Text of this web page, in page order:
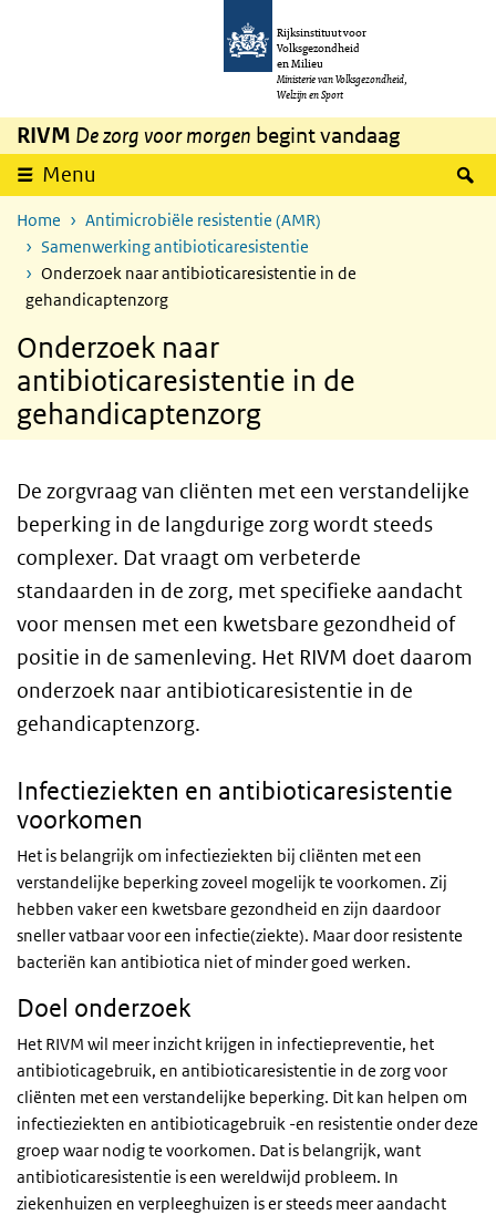
Overslaan en naar de inhoud gaan
Rijksinstituut voor
Volksgezondheid
en Milieu
Ministerie van Volksgezondheid,
Welzijn en Sport
RIVM De zorg voor morgen begint vandaag
Menu
Home
Antimicrobiële resistentie (AMR)
Samenwerking antibioticaresistentie
Onderzoek naar antibioticaresistentie in de
gehandicaptenzorg
Onderzoek naar
antibioticaresistentie in de
gehandicaptenzorg
De zorgvraag van cliënten met een verstandelijke
beperking in de langdurige zorg wordt steeds
complexer. Dat vraagt om verbeterde
standaarden in de zorg, met specifieke aandacht
voor mensen met een kwetsbare gezondheid of
positie in de samenleving. Het RIVM doet daarom
onderzoek naar antibioticaresistentie in de
gehandicaptenzorg.
Infectieziekten en antibioticaresistentie
voorkomen
Het is belangrijk om infectieziekten bij cliënten met een
verstandelijke beperking zoveel mogelijk te voorkomen. Zij
hebben vaker een kwetsbare gezondheid en zijn daardoor
sneller vatbaar voor een infectie(ziekte). Maar door resistente
bacteriën kan antibiotica niet of minder goed werken.
Doel onderzoek
Het RIVM wil meer inzicht krijgen in infectiepreventie, het
antibioticagebruik, en antibioticaresistentie in de zorg voor
cliënten met een verstandelijke beperking. Dit kan helpen om
infectieziekten en antibioticagebruik -en resistentie onder deze
groep waar nodig te voorkomen. Dat is belangrijk, want
antibioticaresistentie is een wereldwijd probleem. In
ziekenhuizen en verpleeghuizen is er steeds meer aandacht